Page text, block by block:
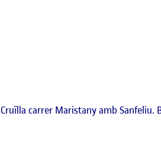
carrer Maristany amb Sanfeliu.